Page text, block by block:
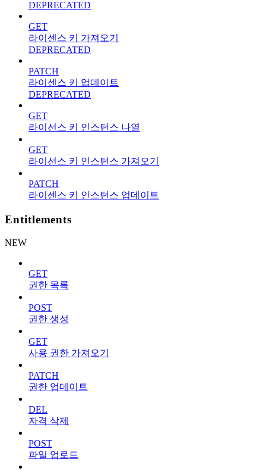
DEPRECATED
GET
라이센스 키 가져오기
DEPRECATED
PATCH
라이센스 키 업데이트
DEPRECATED
GET
라이선스 키 인스턴스 나열
GET
라이선스 키 인스턴스 가져오기
PATCH
라이센스 키 인스턴스 업데이트
Entitlements
NEW
GET
권한 목록
POST
권한 생성
GET
사용 권한 가져오기
PATCH
권한 업데이트
DEL
자격 삭제
POST
파일 업로드